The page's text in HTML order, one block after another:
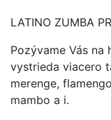
LATINO ZUMBA
Pozývame Vás na
vystrieda viacero
merenge,
mambo a i.